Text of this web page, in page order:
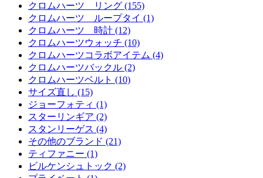
クロムハーツ リング (155)
クロムハーツ ループタイ (1)
クロムハーツ 時計 (12)
クロムハーツウォッチ (10)
クロムハーツコラボアイテム (4)
クロムハーツバックル (2)
クロムハーツベルト (10)
サイズ直し (15)
ジョーフォティ (1)
スターリンギア (2)
スタンリーゲス (4)
その他のブランド (21)
ティファニー (1)
ビルケンシュトック (2)